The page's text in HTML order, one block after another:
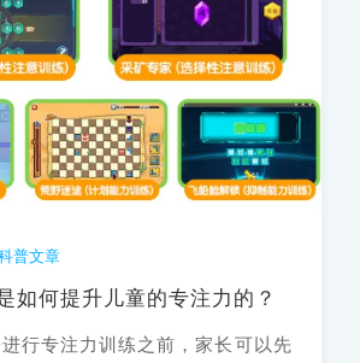
普文章
如何提升儿童的专注力的？
行专注力训练之前，家长可以先